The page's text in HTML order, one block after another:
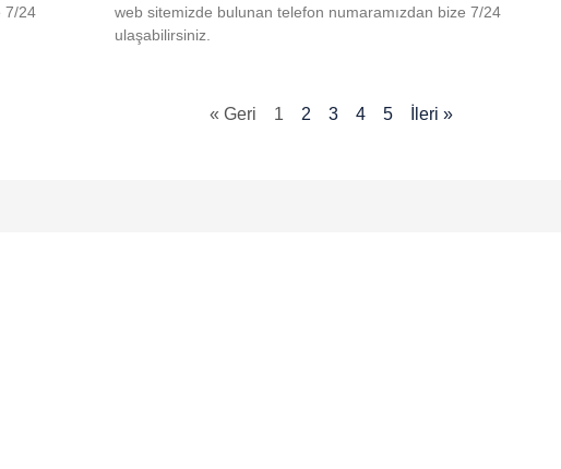
7/24
web sitemizde bulunan telefon numaramızdan bize 7/24
ulaşabilirsiniz.
« Geri 1 2 3 4 5 İleri »